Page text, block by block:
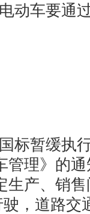
动车要通
标暂缓执
管理》的
生产、销
，道路交